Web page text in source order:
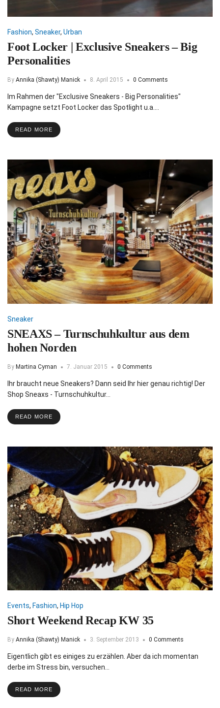
Fashion, Sneaker, Urban
Foot Locker | Exclusive Sneakers – Big
Personalities
By Annika (Shawty) Manick 8. April 2015 0 Comments
Im Rahmen der "Exclusive Sneakers - Big Personalities"
Kampagne setzt Foot Locker das Spotlight u.a.…
READ MORE
Sneaker
SNEAXS – Turnschuhkultur aus dem
hohen Norden
By Martina Cyman 7. Januar 2015 0 Comments
Ihr braucht neue Sneakers? Dann seid Ihr hier genau richtig! Der
Shop Sneaxs - Turnschuhkultur…
READ MORE
Events, Fashion, Hip Hop
Short Weekend Recap KW 35
By Annika (Shawty) Manick 3. September 2013 0 Comments
Eigentlich gibt es einiges zu erzählen. Aber da ich momentan
derbe im Stress bin, versuchen…
READ MORE